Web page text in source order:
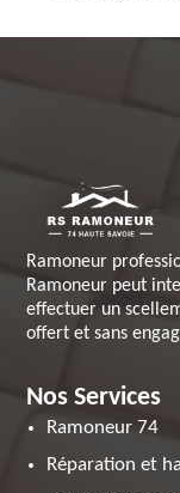
Ramoneur
Ramoneur peut
effectuer un
offert et sans
Nos Services
Ramoneur 74
Réparation et